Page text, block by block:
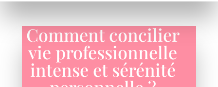
Comment concilier
vie professionnelle
intense et sérénité